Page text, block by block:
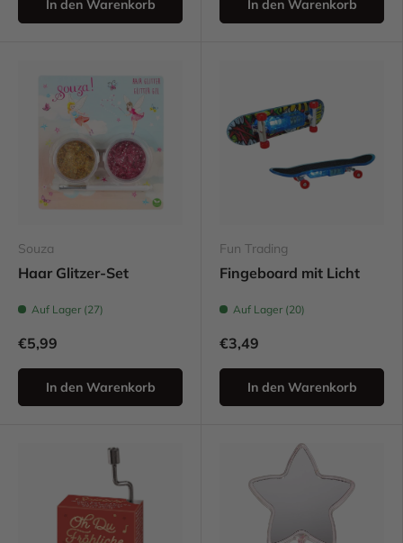
In den Warenkorb In den Warenkorb
Souza
Haar Glitzer-Set
Auf Lager (27)
€5,99
In den Warenkorb
Fun Trading
Fingeboard mit Licht
Auf Lager (20)
€3,49
In den Warenkorb